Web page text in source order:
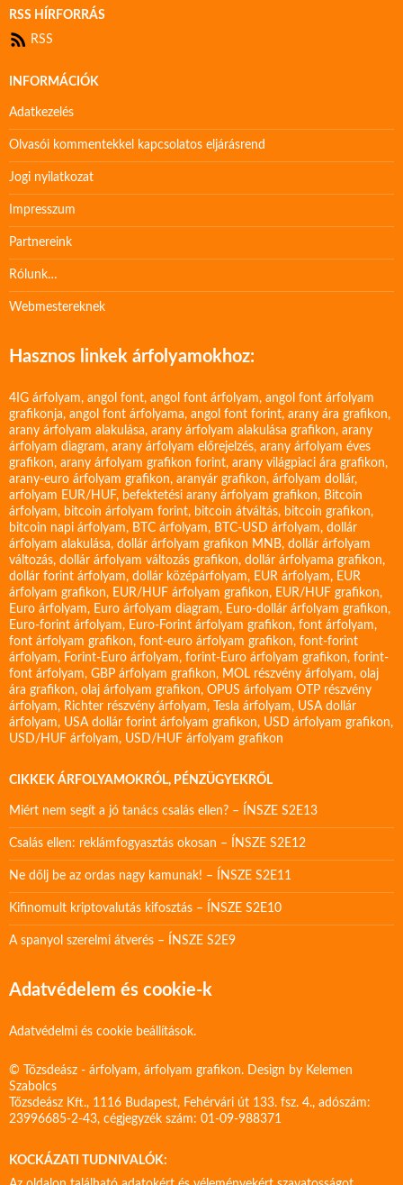
RSS HÍRFORRÁS
RSS
INFORMÁCIÓK
Adatkezelés
Olvasói kommentekkel kapcsolatos eljárásrend
Jogi nyilatkozat
Impresszum
Partnereink
Rólunk…
Webmestereknek
Hasznos linkek árfolyamokhoz:
4IG árfolyam, angol font, angol font árfolyam, angol font árfolyam
grafikonja, angol font árfolyama, angol font forint, arany ára grafikon,
arany árfolyam alakulása, arany árfolyam alakulása grafikon, arany
árfolyam diagram, arany árfolyam előrejelzés, arany árfolyam éves
grafikon, arany árfolyam grafikon forint, arany világpiaci ára grafikon,
arany-euro árfolyam grafikon, aranyár grafikon, árfolyam dollár,
arfolyam EUR/HUF, befektetési arany árfolyam grafikon, Bitcoin
árfolyam, bitcoin árfolyam forint, bitcoin átváltás, bitcoin grafikon,
bitcoin napi árfolyam, BTC árfolyam, BTC-USD árfolyam, dollár
árfolyam alakulása, dollár árfolyam grafikon MNB, dollár árfolyam
változás, dollár árfolyam változás grafikon, dollár árfolyama grafikon,
dollár forint árfolyam, dollár középárfolyam, EUR árfolyam, EUR
árfolyam grafikon, EUR/HUF árfolyam grafikon, EUR/HUF grafikon,
Euro árfolyam, Euro árfolyam diagram, Euro-dollár árfolyam grafikon,
Euro-forint árfolyam, Euro-Forint árfolyam grafikon, font árfolyam,
font árfolyam grafikon, font-euro árfolyam grafikon, font-forint
árfolyam, Forint-Euro árfolyam, forint-Euro árfolyam grafikon, forint-
font árfolyam, GBP árfolyam grafikon, MOL részvény árfolyam, olaj
ára grafikon, olaj árfolyam grafikon, OPUS árfolyam OTP részvény
árfolyam, Richter részvény árfolyam, Tesla árfolyam, USA dollár
árfolyam, USA dollár forint árfolyam grafikon, USD árfolyam grafikon,
USD/HUF árfolyam, USD/HUF árfolyam grafikon
CIKKEK ÁRFOLYAMOKRÓL, PÉNZÜGYEKRŐL
Miért nem segít a jó tanács csalás ellen? – ÍNSZE S2E13
Csalás ellen: reklámfogyasztás okosan – ÍNSZE S2E12
Ne dőlj be az ordas nagy kamunak! – ÍNSZE S2E11
Kifinomult kriptovalutás kifosztás – ÍNSZE S2E10
A spanyol szerelmi átverés – ÍNSZE S2E9
Adatvédelem és cookie-k
Adatvédelmi és cookie beállítások.
© Tőzsdeász - árfolyam, árfolyam grafikon. Design by Kelemen
Szabolcs
Tőzsdeász Kft., 1116 Budapest, Fehérvári út 133. fsz. 4., adószám:
23996685-2-43, cégjegyzék szám: 01-09-988371
KOCKÁZATI TUDNIVALÓK: